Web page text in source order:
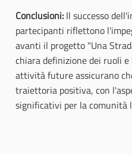
Conclusioni: Il successo
partecipanti riflettono
avanti il progetto "Una
chiara definizione dei ruoli
attività future assicurano
traiettoria positiva, con
significativi per la comunità